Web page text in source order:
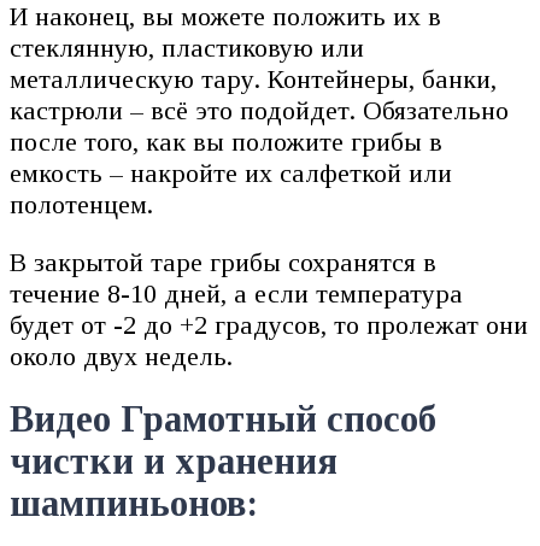
И наконец, вы можете положить их в
стеклянную, пластиковую или
металлическую тару. Контейнеры, банки,
кастрюли – всё это подойдет. Обязательно
после того, как вы положите грибы в
емкость – накройте их салфеткой или
полотенцем.
В закрытой таре грибы сохранятся в
течение 8-10 дней, а если температура
будет от -2 до +2 градусов, то пролежат они
около двух недель.
Видео Грамотный способ
чистки и хранения
шампиньонов: